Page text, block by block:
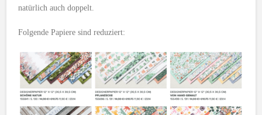
natürlich auch doppelt.
Folgende Papiere sind reduziert: